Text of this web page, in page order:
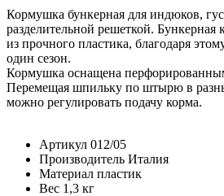
Кормушка бункерная для индюков,
разделительной решеткой. Бункерная
из прочного пластика, благодаря
один сезон.
Кормушка оснащена
Перемещая шпильку по штырю в
можно регулировать подачу корма.
Артикул 012/05
Производитель Италия
Материал пластик
Вес 1,3 кг